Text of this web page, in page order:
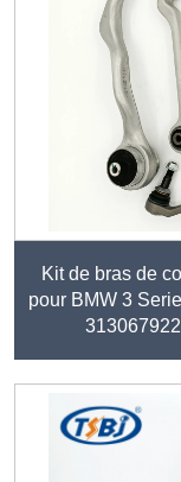
Kit de bras de
pour BMW 3